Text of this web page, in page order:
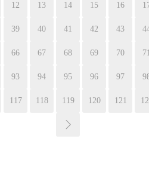
12 13 14 15 16
39 40 41 42 43
66 67 68 69 70
93 94 95 96 97
117 118 119 120 121